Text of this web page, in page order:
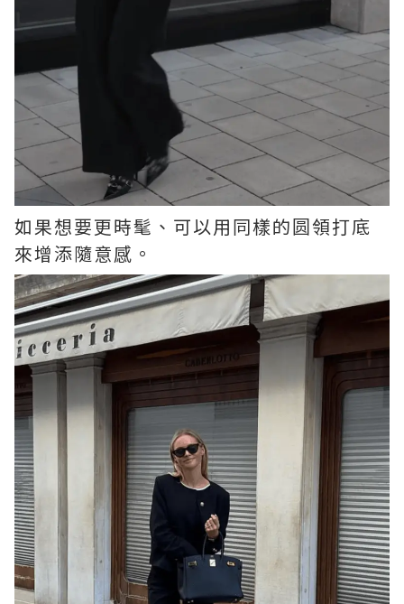
如果想要更時髦、可以用同樣的圆領打底
來增添隨意感。